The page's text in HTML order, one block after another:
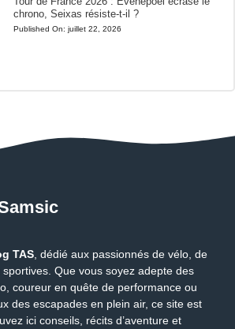
chrono, Seixas résiste-t-il ?
Published On: juillet 22, 2026
TAS , dédié aux passionnés de vélo, de
Que vous soyez adepte des
coureur en quête de performance ou
des escapades en plein air, ce site est
ici conseils, récits d’aventure et